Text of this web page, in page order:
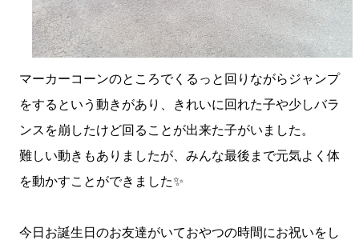
マーカーコーンのところでくるっと回りながらジャンプ
をするという動きがあり、きれいに回れた子や少しバラ
ンスを崩したけど回ることが出来た子がいました。
難しい動きもありましたが、みんな最後まで元気よく体
を動かすことができました✨
今日お誕生日のお友達がいておやつの時間にお祝いをし